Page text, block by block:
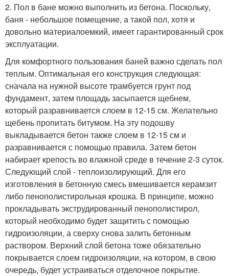
2. Пол в бане можно выполнить из бетона. Поскольку,
баня - небольшое помещение, а такой пол, хотя и
довольно материалоемкий, имеет гарантированный срок
эксплуатации.
Для комфортного пользования баней важно сделать пол
теплым. Оптимальная его конструкция следующая:
сначала на нужной высоте трамбуется грунт под
фундамент, затем площадь засыпается щебнем,
который разравнивается слоем в 12-15 см. Желательно
щебень пропитать битумом. На эту подошву
выкладывается бетон также слоем в 12-15 см и
разравнивается с помощью правила. Затем бетон
набирает крепость во влажной среде в течение 2-3 суток.
Следующий слой - теплоизолирующий. Для его
изготовления в бетонную смесь вмешивается керамзит
либо пенополистирольная крошка. В принципе, можно
прокладывать экструдированный пенополистирол,
который необходимо будет защитить с помощью
гидроизоляции, а сверху снова залить бетонным
раствором. Верхний слой бетона тоже обязательно
покрывается слоем гидроизоляции, на котором, в свою
очередь, будет устраиваться отделочное покрытие.